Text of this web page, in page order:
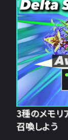
3種のメモリ
召喚しよう